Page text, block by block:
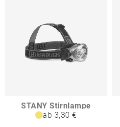
STANY Stirnlampe
ab 3,30 €